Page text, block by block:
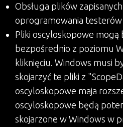
Obsługa plików
oprogramowania testerów
Pliki oscyloskopowe mogą
bezpośrednio z poziomu
kliknięciu. Windows musi
skojarzyć te pliki z
oscyloskopowe maja
oscyloskopowe będą
skojarzone w Windows w